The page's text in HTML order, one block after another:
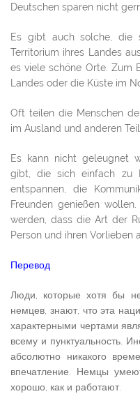
Deutschen sparen nicht
Es gibt auch solche, die
Territorium ihres Landes
es viele schöne Orte. Zum
Landes oder die Küste im
Oft teilen die Menschen
im Ausland und anderen
Es kann nicht geleugnet
gibt, die sich einfach zu
entspannen, die
Freunden genießen
werden, dass die Art der
Person und ihren Vorlieben
Перевод
Люди, которые хотя бы
немцев, знают, что эта
характерными чертами
всему и пунктуальность.
абсолютно никакого
впечатление. Немцы
хорошо, как и работают.